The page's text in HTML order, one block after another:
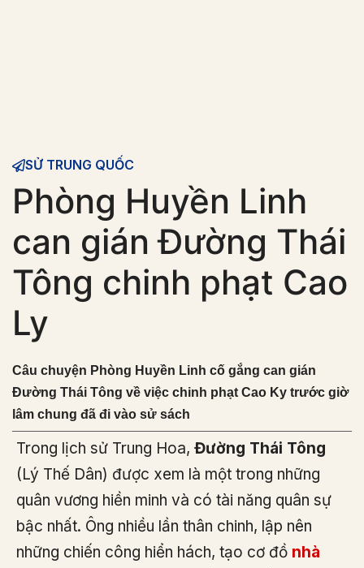
SỬ TRUNG QUỐC
Phòng Huyền Linh
can gián Đường Thái
Tông chinh phạt Cao
Ly
Câu chuyện Phòng Huyền Linh cố gắng can gián
Đường Thái Tông về việc chinh phạt Cao Ky trước giờ
lâm chung đã đi vào sử sách
Trong lịch sử Trung Hoa, Đường Thái Tông
(Lý Thế Dân) được xem là một trong những
quân vương hiền minh và có tài năng quân sự
bậc nhất. Ông nhiều lần thân chinh, lập nên
những chiến công hiển hách, tạo cơ đồ nhà